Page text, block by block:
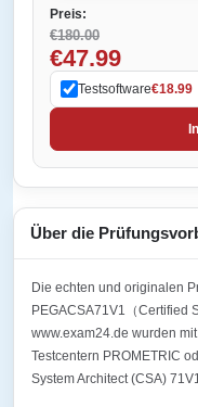
Preis:
€180.00
€47.99
Testsoftware€18.99
Über die
Die echten und originalen
PEGACSA71V1（Certified
www.exam24.de wurden
Testcentern PROMETRIC
System Architect (CSA)